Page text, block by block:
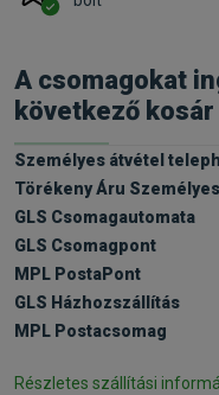
A csomagokat
következő
Személyes átvétel
Törékeny Áru
GLS Csomagautomata
GLS Csomagpont
MPL PostaPont
GLS Házhozszállítás
MPL Postacsomag
Részletes szállítási